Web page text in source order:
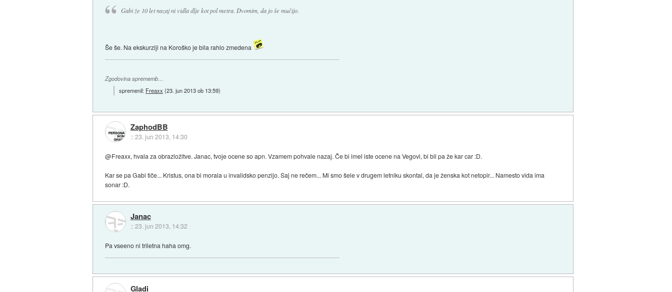
Gabi že 10 let nazaj ni vidla dlje kot pol metra. Dvomim, da jo še mučijo.
Še še. Na ekskurziji na Koroško je bila rahlo zmedena
Zgodovina sprememb…
spremenil: Freaxx (23. jun 2013 ob 13:59)
ZaphodBB
::23. jun 2013, 14:30
@Freaxx, hvala za obrazložitve. Janac, tvoje ocene so apn. Vzamem pohvale nazaj. Če bi imel iste ocene na Vegovi, bi bil pa že kar car :D.
Kar se pa Gabi tiče... Kristus, ona bi morala u invalidsko penzijo. Saj ne rečem... Mi smo šele v drugem letniku skontal, da je ženska kot netopir... Namesto vida ima
sonar :D.
Janac
::23. jun 2013, 14:32
Pa vseeno ni triletna haha omg.
Gladi